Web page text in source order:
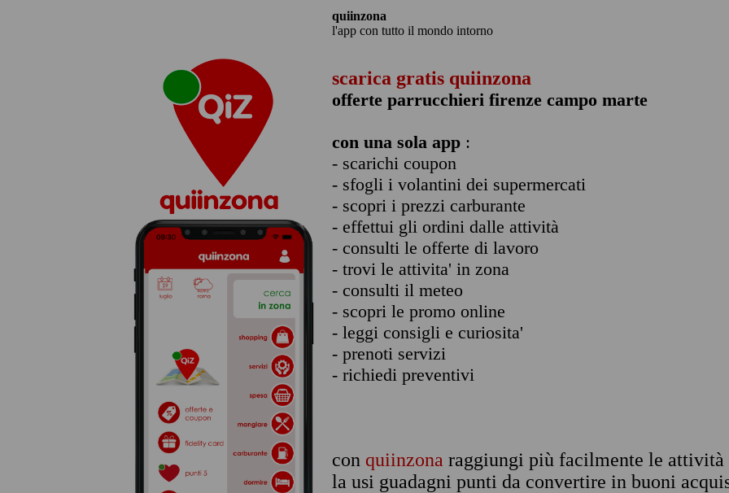
quiinzona
l'app con tutto il mondo intorno
scarica gratis quiinzona
offerte parrucchieri firenze campo marte
con una sola app :
- scarichi coupon
- sfogli i volantini dei supermercati
- scopri i prezzi carburante
- effettui gli ordini dalle attività
- consulti le offerte di lavoro
- trovi le attivita' in zona
- consulti il meteo
- scopri le promo online
- leggi consigli e curiosita'
- prenoti servizi
- richiedi preventivi
con quiinzona raggiungi più facilmente le attività
la usi guadagni punti da convertire in buoni